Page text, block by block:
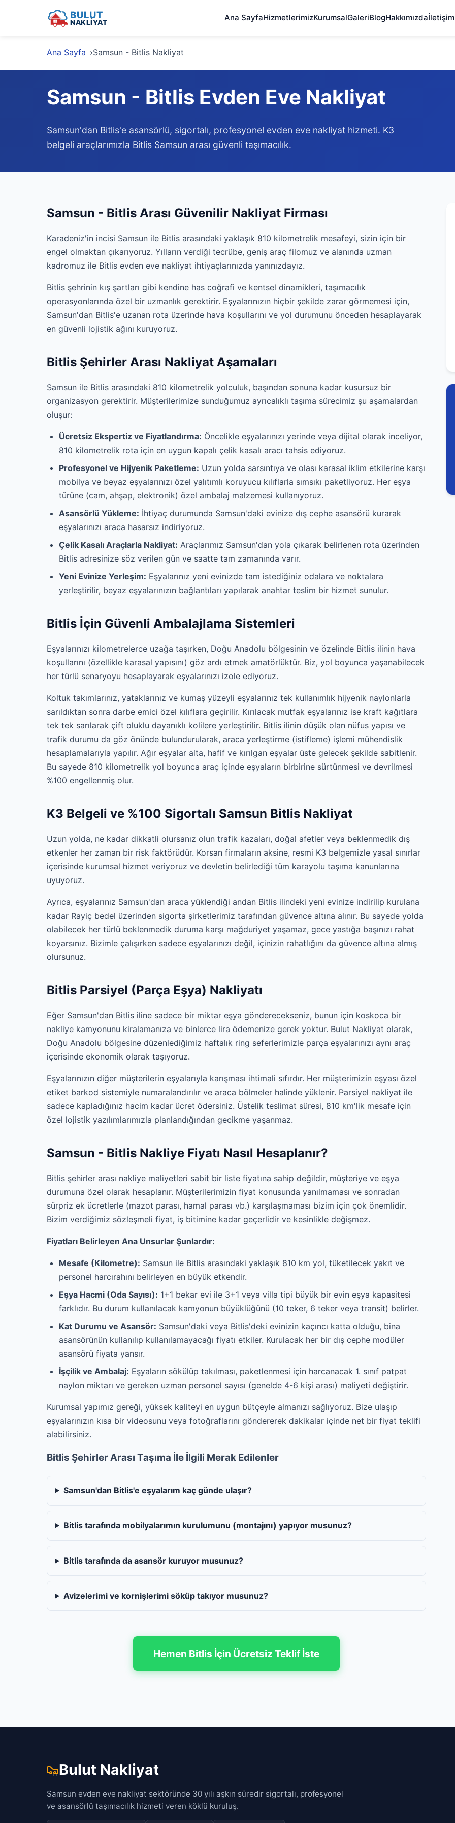
BULUT
NAKLİYAT Ana SayfaHizmetlerimizKurumsalGaleriBlogHakkımızdaİletişim
Ana Sayfa Samsun - Bitlis Nakliyat
Samsun - Bitlis Evden Eve Nakliyat
Samsun'dan Bitlis'e asansörlü, sigortalı, profesyonel evden eve nakliyat hizmeti. K3
belgeli araçlarımızla Bitlis Samsun arası güvenli taşımacılık.
Samsun - Bitlis Arası Güvenilir Nakliyat Firması
Karadeniz'in incisi Samsun ile Bitlis arasındaki yaklaşık 810 kilometrelik mesafeyi, sizin için bir
engel olmaktan çıkarıyoruz. Yılların verdiği tecrübe, geniş araç filomuz ve alanında uzman
kadromuz ile Bitlis evden eve nakliyat ihtiyaçlarınızda yanınızdayız.
Bitlis şehrinin kış şartları gibi kendine has coğrafi ve kentsel dinamikleri, taşımacılık
operasyonlarında özel bir uzmanlık gerektirir. Eşyalarınızın hiçbir şekilde zarar görmemesi için,
Samsun'dan Bitlis'e uzanan rota üzerinde hava koşullarını ve yol durumunu önceden hesaplayarak
en güvenli lojistik ağını kuruyoruz.
Bitlis Şehirler Arası Nakliyat Aşamaları
Samsun ile Bitlis arasındaki 810 kilometrelik yolculuk, başından sonuna kadar kusursuz bir
organizasyon gerektirir. Müşterilerimize sunduğumuz ayrıcalıklı taşıma sürecimiz şu aşamalardan
oluşur:
Ücretsiz Ekspertiz ve Fiyatlandırma: Öncelikle eşyalarınızı yerinde veya dijital olarak inceliyor,
810 kilometrelik rota için en uygun kapalı çelik kasalı aracı tahsis ediyoruz.
Profesyonel ve Hijyenik Paketleme: Uzun yolda sarsıntıya ve olası karasal iklim etkilerine karşı
mobilya ve beyaz eşyalarınızı özel yalıtımlı koruyucu kılıflarla sımsıkı paketliyoruz. Her eşya
türüne (cam, ahşap, elektronik) özel ambalaj malzemesi kullanıyoruz.
Asansörlü Yükleme: İhtiyaç durumunda Samsun'daki evinize dış cephe asansörü kurarak
eşyalarınızı araca hasarsız indiriyoruz.
Çelik Kasalı Araçlarla Nakliyat: Araçlarımız Samsun'dan yola çıkarak belirlenen rota üzerinden
Bitlis adresinize söz verilen gün ve saatte tam zamanında varır.
Yeni Evinize Yerleşim: Eşyalarınız yeni evinizde tam istediğiniz odalara ve noktalara
yerleştirilir, beyaz eşyalarınızın bağlantıları yapılarak anahtar teslim bir hizmet sunulur.
Bitlis İçin Güvenli Ambalajlama Sistemleri
Eşyalarınızı kilometrelerce uzağa taşırken, Doğu Anadolu bölgesinin ve özelinde Bitlis ilinin hava
koşullarını (özellikle karasal yapısını) göz ardı etmek amatörlüktür. Biz, yol boyunca yaşanabilecek
her türlü senaryoyu hesaplayarak eşyalarınızı izole ediyoruz.
Koltuk takımlarınız, yataklarınız ve kumaş yüzeyli eşyalarınız tek kullanımlık hijyenik naylonlarla
sarıldıktan sonra darbe emici özel kılıflara geçirilir. Kırılacak mutfak eşyalarınız ise kraft kağıtlara
tek tek sarılarak çift oluklu dayanıklı kolilere yerleştirilir. Bitlis ilinin düşük olan nüfus yapısı ve
trafik durumu da göz önünde bulundurularak, araca yerleştirme (istifleme) işlemi mühendislik
hesaplamalarıyla yapılır. Ağır eşyalar alta, hafif ve kırılgan eşyalar üste gelecek şekilde sabitlenir.
Bu sayede 810 kilometrelik yol boyunca araç içinde eşyaların birbirine sürtünmesi ve devrilmesi
%100 engellenmiş olur.
K3 Belgeli ve %100 Sigortalı Samsun Bitlis Nakliyat
Uzun yolda, ne kadar dikkatli olursanız olun trafik kazaları, doğal afetler veya beklenmedik dış
etkenler her zaman bir risk faktörüdür. Korsan firmaların aksine, resmi K3 belgemizle yasal sınırlar
içerisinde kurumsal hizmet veriyoruz ve devletin belirlediği tüm karayolu taşıma kanunlarına
uyuyoruz.
Ayrıca, eşyalarınız Samsun'dan araca yüklendiği andan Bitlis ilindeki yeni evinize indirilip kurulana
kadar Rayiç bedel üzerinden sigorta şirketlerimiz tarafından güvence altına alınır. Bu sayede yolda
olabilecek her türlü beklenmedik duruma karşı mağduriyet yaşamaz, gece yastığa başınızı rahat
koyarsınız. Bizimle çalışırken sadece eşyalarınızı değil, içinizin rahatlığını da güvence altına almış
olursunuz.
Bitlis Parsiyel (Parça Eşya) Nakliyatı
Eğer Samsun'dan Bitlis iline sadece bir miktar eşya gönderecekseniz, bunun için koskoca bir
nakliye kamyonunu kiralamanıza ve binlerce lira ödemenize gerek yoktur. Bulut Nakliyat olarak,
Doğu Anadolu bölgesine düzenlediğimiz haftalık ring seferlerimizle parça eşyalarınızı aynı araç
içerisinde ekonomik olarak taşıyoruz.
Eşyalarınızın diğer müşterilerin eşyalarıyla karışması ihtimali sıfırdır. Her müşterimizin eşyası özel
etiket barkod sistemiyle numaralandırılır ve araca bölmeler halinde yüklenir. Parsiyel nakliyat ile
sadece kapladığınız hacim kadar ücret ödersiniz. Üstelik teslimat süresi, 810 km'lik mesafe için
özel lojistik yazılımlarımızla planlandığından gecikme yaşanmaz.
Samsun - Bitlis Nakliye Fiyatı Nasıl Hesaplanır?
Bitlis şehirler arası nakliye maliyetleri sabit bir liste fiyatına sahip değildir, müşteriye ve eşya
durumuna özel olarak hesaplanır. Müşterilerimizin fiyat konusunda yanılmaması ve sonradan
sürpriz ek ücretlerle (mazot parası, hamal parası vb.) karşılaşmaması bizim için çok önemlidir.
Bizim verdiğimiz sözleşmeli fiyat, iş bitimine kadar geçerlidir ve kesinlikle değişmez.
Fiyatları Belirleyen Ana Unsurlar Şunlardır:
Mesafe (Kilometre): Samsun ile Bitlis arasındaki yaklaşık 810 km yol, tüketilecek yakıt ve
personel harcırahını belirleyen en büyük etkendir.
Eşya Hacmi (Oda Sayısı): 1+1 bekar evi ile 3+1 veya villa tipi büyük bir evin eşya kapasitesi
farklıdır. Bu durum kullanılacak kamyonun büyüklüğünü (10 teker, 6 teker veya transit) belirler.
Kat Durumu ve Asansör: Samsun'daki veya Bitlis'deki evinizin kaçıncı katta olduğu, bina
asansörünün kullanılıp kullanılamayacağı fiyatı etkiler. Kurulacak her bir dış cephe modüler
asansörü fiyata yansır.
İşçilik ve Ambalaj: Eşyaların sökülüp takılması, paketlenmesi için harcanacak 1. sınıf patpat
naylon miktarı ve gereken uzman personel sayısı (genelde 4-6 kişi arası) maliyeti değiştirir.
Kurumsal yapımız gereği, yüksek kaliteyi en uygun bütçeyle almanızı sağlıyoruz. Bize ulaşıp
eşyalarınızın kısa bir videosunu veya fotoğraflarını göndererek dakikalar içinde net bir fiyat teklifi
alabilirsiniz.
Bitlis Şehirler Arası Taşıma İle İlgili Merak Edilenler
Samsun'dan Bitlis'e eşyalarım kaç günde ulaşır?
Bitlis tarafında mobilyalarımın kurulumunu (montajını) yapıyor musunuz?
Bitlis tarafında da asansör kuruyor musunuz?
Avizelerimi ve kornişlerimi söküp takıyor musunuz?
Hemen Bitlis İçin Ücretsiz Teklif İste
Bulut Nakliyat
Samsun evden eve nakliyat sektöründe 30 yılı aşkın süredir sigortalı, profesyonel
ve asansörlü taşımacılık hizmeti veren köklü kuruluş.